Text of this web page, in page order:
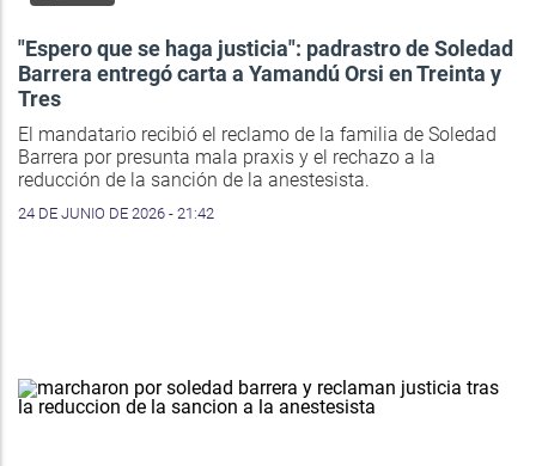
"Espero que se haga justicia": padrastro de Soledad
Barrera entregó carta a Yamandú Orsi en Treinta y
Tres
El mandatario recibió el reclamo de la familia de Soledad
Barrera por presunta mala praxis y el rechazo a la
reducción de la sanción de la anestesista.
24 DE JUNIO DE 2026 - 21:42